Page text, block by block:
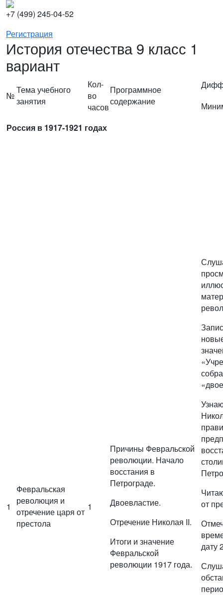
+7 (499) 245-04-52
Регистрация
История отечества 9 класс 1
вариант
№
Тема учебного
занятия
Кол-
во
часов
Программное
содержание
Россия в 1917-1921 годах
1
Февральская
революция и
отречение царя от
престола
1
Причины Февральской
революции. Начало
восстания в
Петрограде.
Двоевластие.
Отречение Николая II.
Итоги и значение
Февральской
революции 1917 года.
от
дату